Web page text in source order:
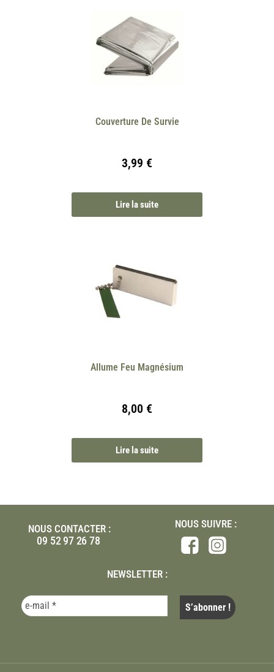
Couverture De Survie
3,99 €
Lire la suite
Allume Feu Magnésium
8,00 €
Lire la suite
NOUS CONTACTER :
09 52 97 26 78
NOUS SUIVRE :
NEWSLETTER :